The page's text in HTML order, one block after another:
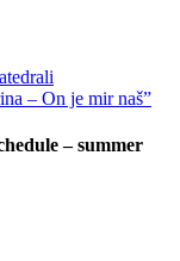
– On je mir naš”
– summer